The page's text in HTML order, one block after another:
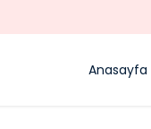
Anasayfa